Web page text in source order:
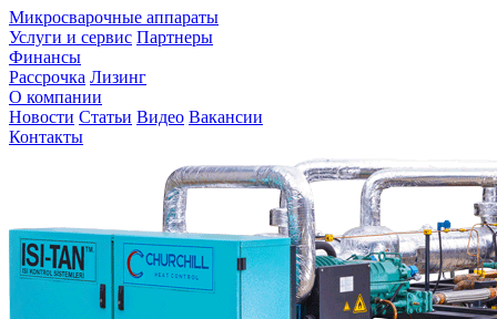
Микросварочные аппараты
Услуги и сервис Партнеры
Финансы
Рассрочка Лизинг
О компании
Новости Статьи Видео Вакансии
Контакты